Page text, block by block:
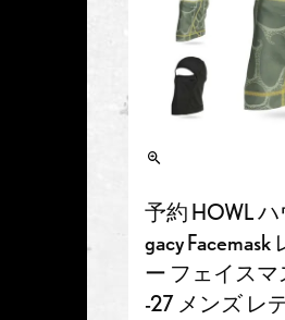
予約 HOWL ハ
gacy Facemask
ー フェイスマ
-27 メンズ レ